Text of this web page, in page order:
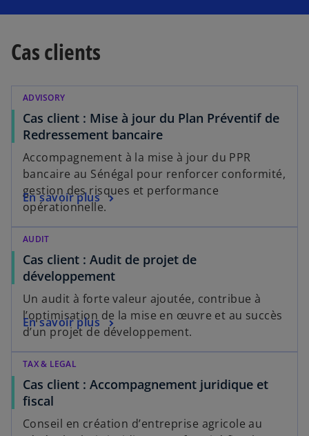
Cas clients
ADVISORY
Cas client : Mise à jour du Plan Préventif de
Redressement bancaire
Accompagnement à la mise à jour du PPR
bancaire au Sénégal pour renforcer conformité,
gestion des risques et performance
opérationnelle.
En savoir plus
AUDIT
Cas client : Audit de projet de
développement
Un audit à forte valeur ajoutée, contribue à
l’optimisation de la mise en œuvre et au succès
d’un projet de développement.
En savoir plus
TAX & LEGAL
Cas client : Accompagnement juridique et
fiscal
Conseil en création d’entreprise agricole au